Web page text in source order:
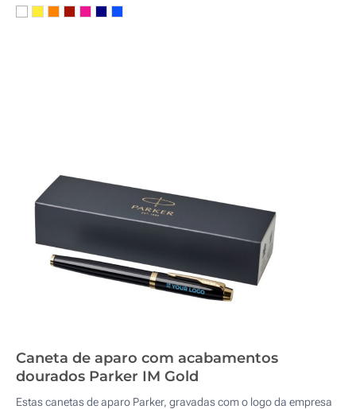
Caneta de aparo com acabamentos
dourados Parker IM Gold
Estas canetas de aparo Parker, gravadas com o logo da empresa